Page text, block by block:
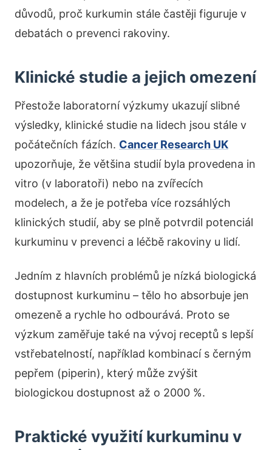
důvodů, proč kurkumin stále častěji figuruje v
debatách o prevenci rakoviny.
Klinické studie a jejich omezení
Přestože laboratorní výzkumy ukazují slibné
výsledky, klinické studie na lidech jsou stále v
počátečních fázích. Cancer Research UK
upozorňuje, že většina studií byla provedena in
vitro (v laboratoři) nebo na zvířecích
modelech, a že je potřeba více rozsáhlých
klinických studií, aby se plně potvrdil potenciál
kurkuminu v prevenci a léčbě rakoviny u lidí.
Jedním z hlavních problémů je nízká biologická
dostupnost kurkuminu – tělo ho absorbuje jen
omezeně a rychle ho odbourává. Proto se
výzkum zaměřuje také na vývoj receptů s lepší
vstřebatelností, například kombinací s černým
pepřem (piperin), který může zvýšit
biologickou dostupnost až o 2000 %.
Praktické využití kurkuminu v